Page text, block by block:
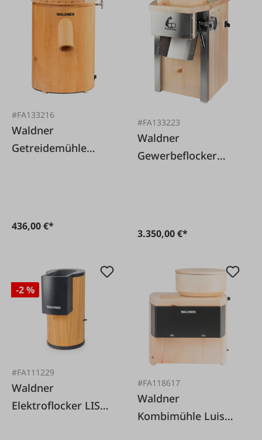
#FA133216
Waldner
Getreidemühle
436,00 €*
#FA133223
Waldner
Gewerbeflocker
3.350,00 €*
-2 %
#FA111229
Waldner
Elektroflocker LISA
#FA118617
Waldner
Kombimühle Luis